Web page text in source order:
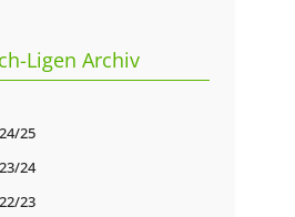
Ligen Archiv
25
24
23